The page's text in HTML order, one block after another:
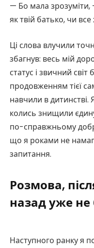
— Бо мала зрозуміти,
як твій батько, чи
Ці слова влучили
збагнув: весь мій
статус і звичний
продовженням тієї
навчили в
колись знищили
по-справжньому
що я роками не
запитання.
Розмова,
назад уже не
Наступного ранку я